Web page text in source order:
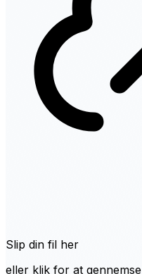
Slip din fil her
eller klik for at gennemse